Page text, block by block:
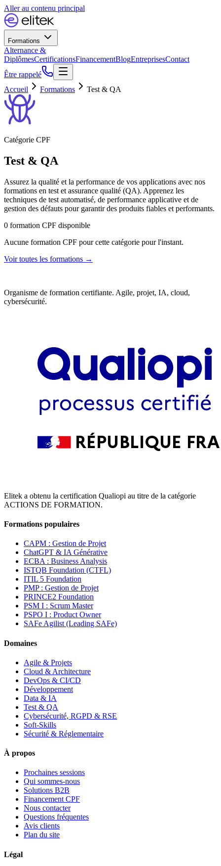
Aller au contenu principal
Formations
Alternance &
DiplômesCertificationsFinancementBlogEntreprisesContact
Être rappelé
Accueil
Formations Test & QA
Catégorie CPF
Test & QA
Assurez la qualité et la performance de vos applications avec nos
formations en test et assurance qualité (QA). Apprenez les
techniques de test automatisé, de performance applicative et de
gestion des défauts pour garantir des produits fiables et performants.
0 formation CPF disponible
Aucune formation CPF pour cette catégorie pour l'instant.
Voir toutes les formations →
Organisme de formation certifiante. Agile, projet, IA, cloud,
cybersécurité.
Elitek a obtenu la certification Qualiopi au titre de la catégorie
ACTIONS DE FORMATION.
Formations populaires
CAPM : Gestion de Projet
ChatGPT & IA Générative
ECBA : Business Analysis
ISTQB Foundation (CTFL)
ITIL 5 Foundation
PMP : Gestion de Projet
PRINCE2 Foundation
PSM I : Scrum Master
PSPO I : Product Owner
SAFe Agilist (Leading SAFe)
Domaines
Agile & Projets
Cloud & Architecture
DevOps & CI/CD
Développement
Data & IA
Test & QA
Cybersécurité, RGPD & RSE
Soft-Skills
Sécurité & Réglementaire
À propos
Prochaines sessions
Qui sommes-nous
Solutions B2B
Financement CPF
Nous contacter
Questions fréquentes
Avis clients
Plan du site
Légal